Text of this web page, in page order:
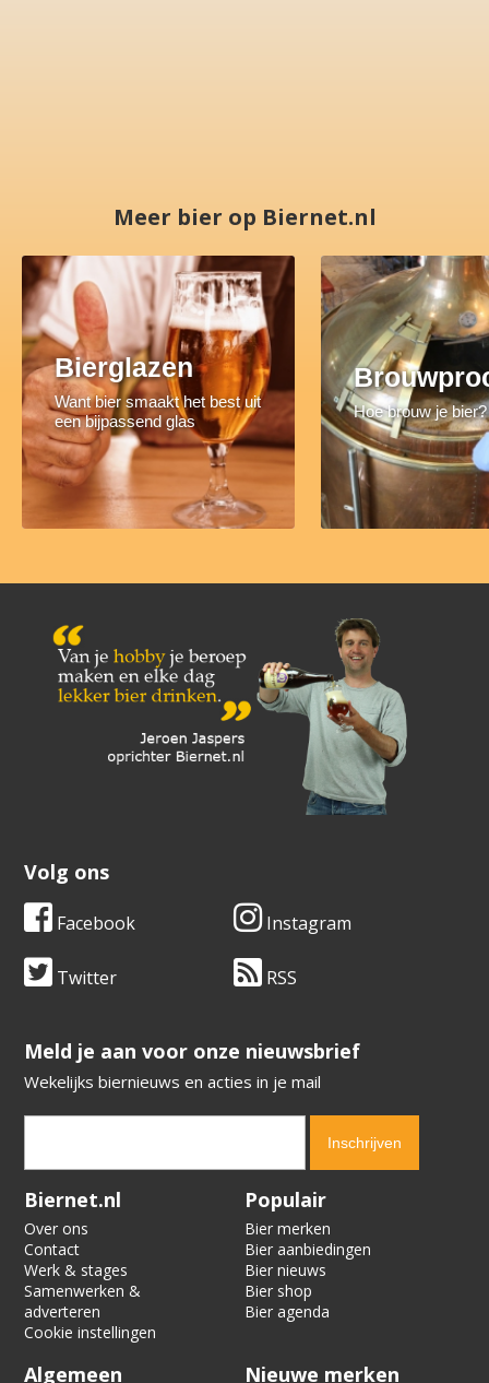
Meer bier op Biernet.nl
Bierglazen
Want bier smaakt het best uit
een bijpassend glas
Hoe brouw je bier?
Volg ons
Facebook Instagram
Twitter RSS
​​​​​​​Meld je aan voor onze nieuwsbrief
Wekelijks biernieuws en acties in je mail
Verification code:
Biernet.nl
Over ons
Contact
Werk & stages
Samenwerken &
adverteren
Cookie instellingen
Populair
Bier merken
Bier aanbiedingen
Bier nieuws
Bier shop
Bier agenda
Algemeen Nieuwe merken